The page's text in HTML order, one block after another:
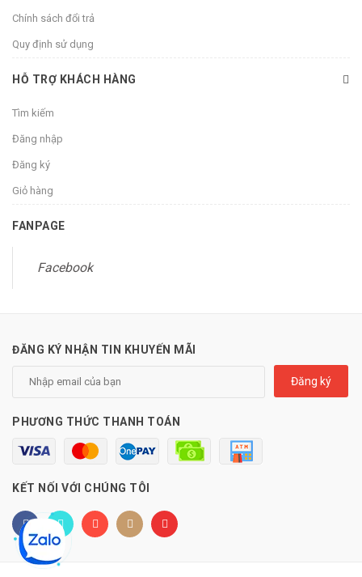
Chính sách đổi trả
Quy định sử dụng
HỖ TRỢ KHÁCH HÀNG
Tìm kiếm
Đăng nhập
Đăng ký
Giỏ hàng
FANPAGE
Facebook
ĐĂNG KÝ NHẬN TIN KHUYẾN MÃI
Đăng ký
PHƯƠNG THỨC THANH TOÁN
KẾT NỐI VỚI CHÚNG TÔI